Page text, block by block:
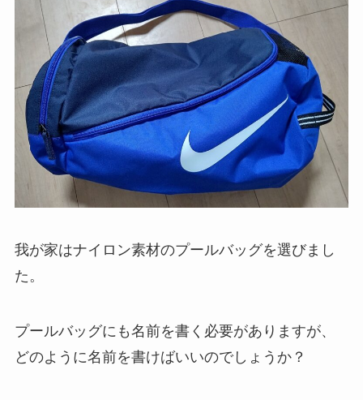
我が家はナイロン素材のプールバッグを選びまし
た。
プールバッグにも名前を書く必要がありますが、
どのように名前を書けばいいのでしょうか？